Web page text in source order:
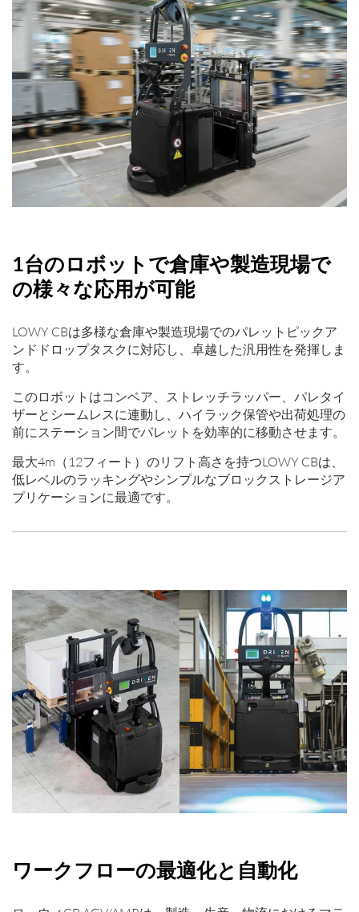
1台のロボットで倉庫や製造現場で
の様々な応用が可能
LOWY CBは多様な倉庫や製造現場でのパレットピックア
ンドドロップタスクに対応し、卓越した汎用性を発揮しま
す。
このロボットはコンベア、ストレッチラッパー、パレタイ
ザーとシームレスに連動し、ハイラック保管や出荷処理の
前にステーション間でパレットを効率的に移動させます。
最大4m（12フィート）のリフト高さを持つLOWY CBは、
低レベルのラッキングやシンプルなブロックストレージア
プリケーションに最適です。
ワークフローの最適化と自動化